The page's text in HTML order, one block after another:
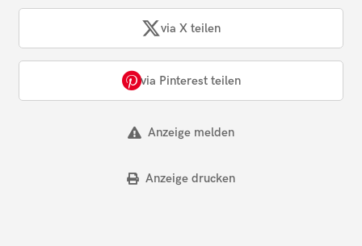
via X teilen
via Pinterest teilen
Anzeige melden
Anzeige drucken